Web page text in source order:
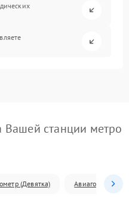
станции метро
(Девятка) Авиагородок